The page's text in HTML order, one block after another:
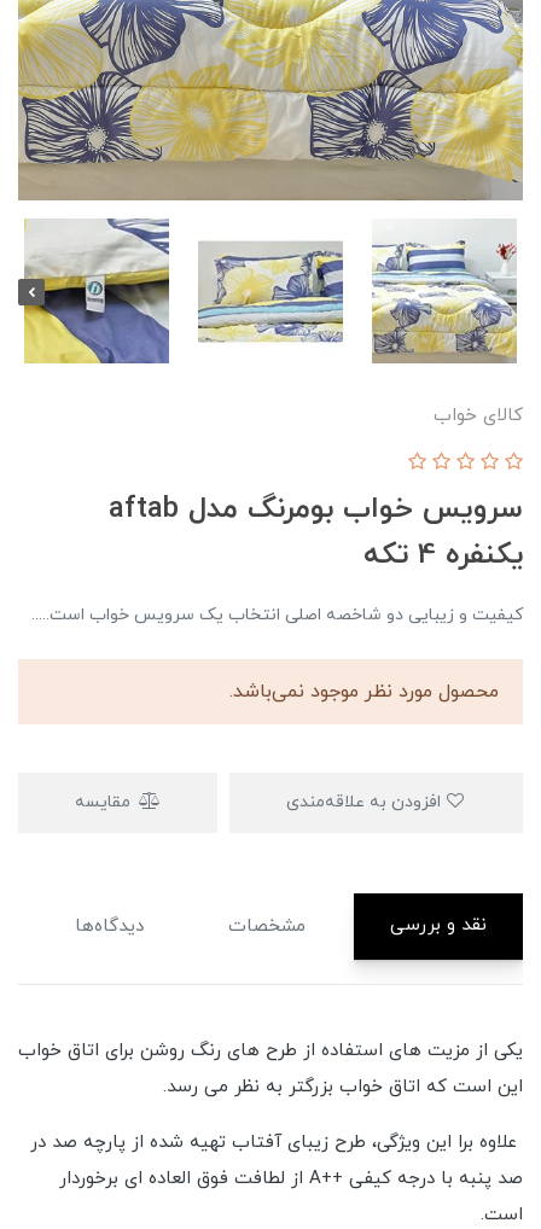
کالای خواب
سرویس خواب بومرنگ مدل aftab
یکنفره 4 تکه
کیفیت و زیبایی دو شاخصه اصلی انتخاب یک سرویس خواب است.....
محصول مورد نظر موجود نمی‌باشد.
مقایسه
نقد و بررسی مشخصات دیدگاه‌ها
یکی از مزیت های استفاده از طرح های رنگ روشن برای اتاق خواب
این است که اتاق خواب بزرگتر به نظر می رسد.
علاوه برا این ویژگی، طرح زیبای آفتاب تهیه شده از پارچه صد در
صد پنبه با درجه کیفی ++A از لطافت فوق العاده ای برخوردار
است.